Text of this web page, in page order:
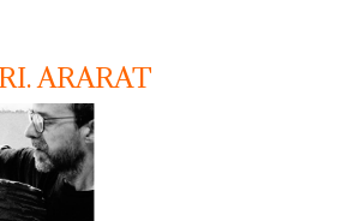
ARARAT